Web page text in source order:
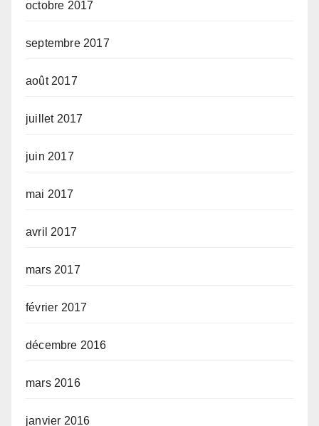
octobre 2017
septembre 2017
août 2017
juillet 2017
juin 2017
mai 2017
avril 2017
mars 2017
février 2017
décembre 2016
mars 2016
janvier 2016